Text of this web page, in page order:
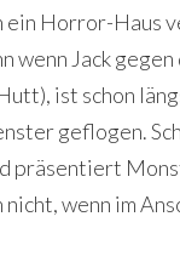
ein Horror-Haus
wenn Jack
ist schon
geflogen.
präsentiert
wenn im